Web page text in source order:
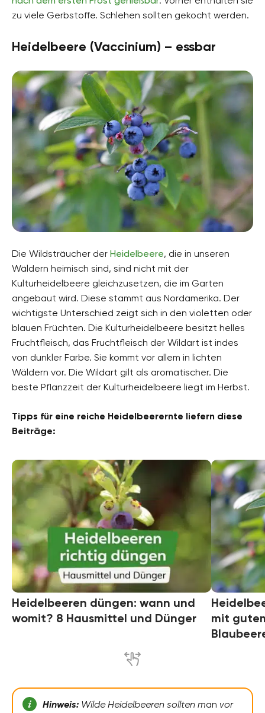
zu viele Gerbstoffe. Schlehen sollten gekocht werden.
Heidelbeere (Vaccinium) – essbar
Die Wildsträucher der Heidelbeere, die in unseren
Wäldern heimisch sind, sind nicht mit der
Kulturheidelbeere gleichzusetzen, die im Garten
angebaut wird. Diese stammt aus Nordamerika. Der
wichtigste Unterschied zeigt sich in den violetten oder
blauen Früchten. Die Kulturheidelbeere besitzt helles
Fruchtfleisch, das Fruchtfleisch der Wildart ist indes
von dunkler Farbe. Sie kommt vor allem in lichten
Wäldern vor. Die Wildart gilt als aromatischer. Die
beste Pflanzzeit der Kulturheidelbeere liegt im Herbst.
Tipps für eine reiche Heidelbeerernte liefern diese
Beiträge:
Heidelbeeren düngen: wann und
womit? 8 Hausmittel und Dünger
mit
Hinweis: Wilde Heidelbeeren sollten man vor